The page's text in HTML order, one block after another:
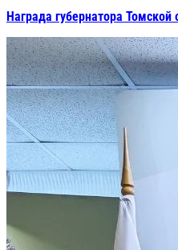
Награда губернатора Томской